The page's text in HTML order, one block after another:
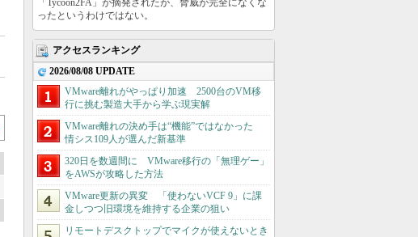
「Tycoon2FA」が摘発されたが、脅威が完全になくな
ったというわけではない。
アクセスランキング
2026/08/08 UPDATE
VMware離れがやっぱり加速 2500台のVM移
行に挑む製造大手から学ぶ現実解
VMware離れの決め手は“機能”ではなかった
情シス109人が選んだ新基準
320日を数週間に VMware移行の「無理ゲー」
をAWSが攻略した方法
VMware更新の異変 「使わないVCF 9」に課
金しつつ旧環境を維持する企業の狙い
リモートデスクトップでマイクが使えないとき